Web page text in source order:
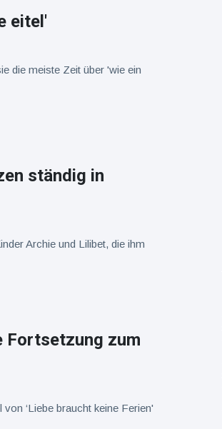
eitel'
die meiste Zeit über 'wie ein
ständig in
Archie und Lilibet, die ihm
Fortsetzung zum
‘Liebe braucht keine Ferien'